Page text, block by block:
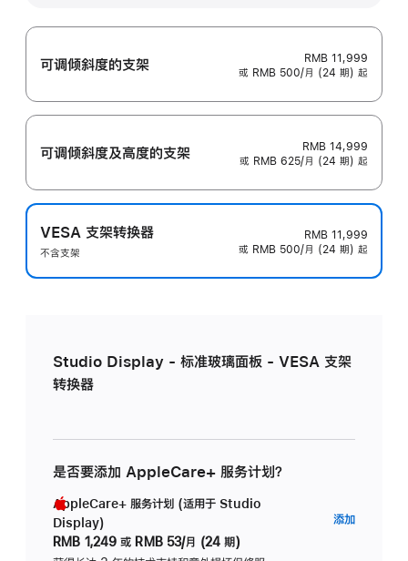
可调倾斜度的支架
RMB 11,999
或 RMB 500/月 (24 期) 起
可调倾斜度及高‍度的支‍架
RMB 14,999
或 RMB 625/月 (24 期) 起
VESA 支架转换器
不含支架
RMB 11,999
或 RMB 500/月 (24 期) 起
Studio Display - 标准玻璃面板 - VESA 支架
转换器
是否要添加 AppleCare+ 服务计划？
AppleCare+ 服务计划 (适用于 Studio
Display)
RMB 1,249 或 RMB 53/月 (24 期)
添加